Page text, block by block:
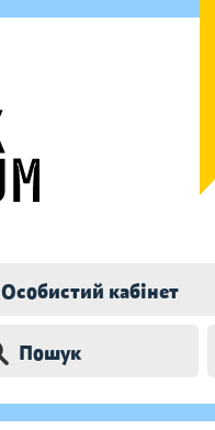
Особистий кабінет
Пошук